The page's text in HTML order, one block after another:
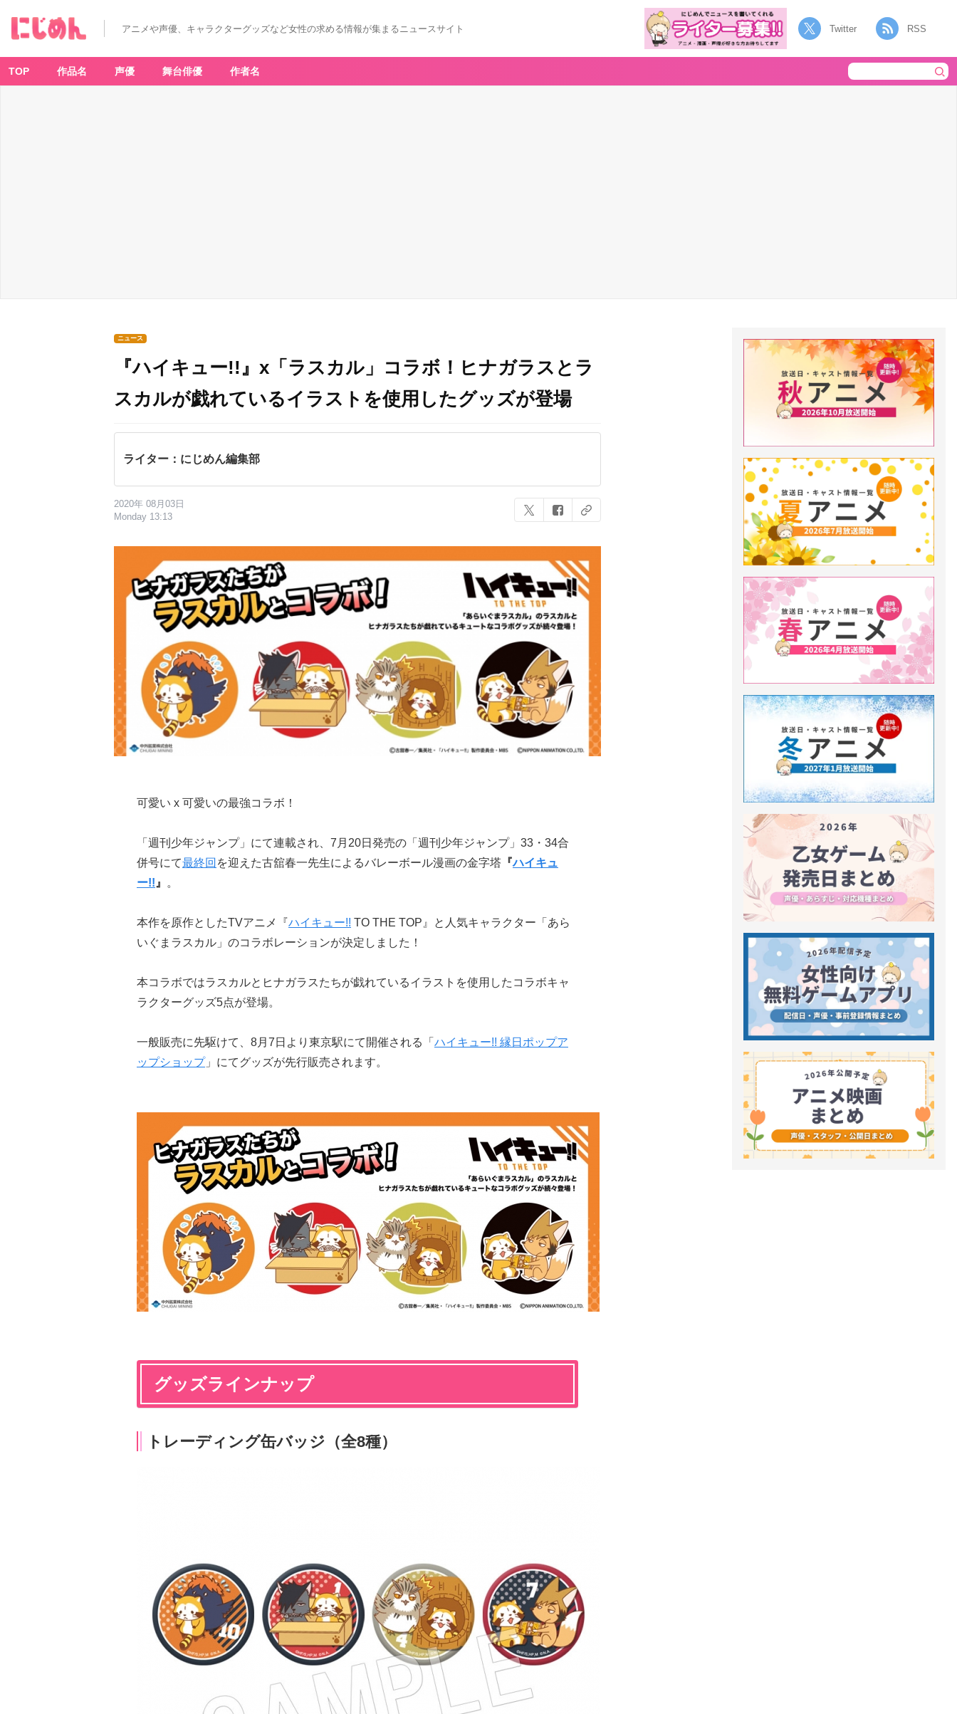
アニメや声優、キャラクターグッズなど女性の求める情報が集まるニュースサイト Twitter RSS
TOP 作品名 声優 舞台俳優 作者名
ニュース
『ハイキュー!!』x「ラスカル」コラボ！ヒナガラスとラ
スカルが戯れているイラストを使用したグッズが登場
ライター：にじめん編集部
2020年 08月03日
Monday 13:13
可愛い x 可愛いの最強コラボ！
「週刊少年ジャンプ」にて連載され、7月20日発売の「週刊少年ジャンプ」33・34合
併号にて最終回 を迎えた古舘春一先生によるバレーボール漫画の金字塔 『ハイキュ
ー!! 』 。
本作を原作としたTVアニメ『ハイキュー!! TO THE TOP』と人気キャラクター「あら
いぐまラスカル」のコラボレーションが決定しました！
本コラボではラスカルとヒナガラスたちが戯れているイラストを使用したコラボキャ
ラクターグッズ5点が登場。
一般販売に先駆けて、8月7日より東京駅にて開催される「 ハイキュー!! 縁日ポップア
ップショップ」にてグッズが先行販売されます。
グッズラインナップ
トレーディング缶バッジ（全8種）